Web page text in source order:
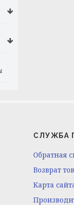
СЛУЖБА
Обратная
Возврат
Карта